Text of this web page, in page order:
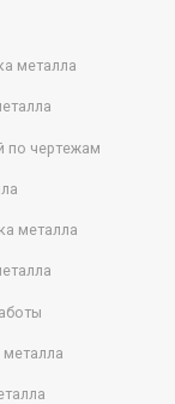
металла
по чертежам
металла